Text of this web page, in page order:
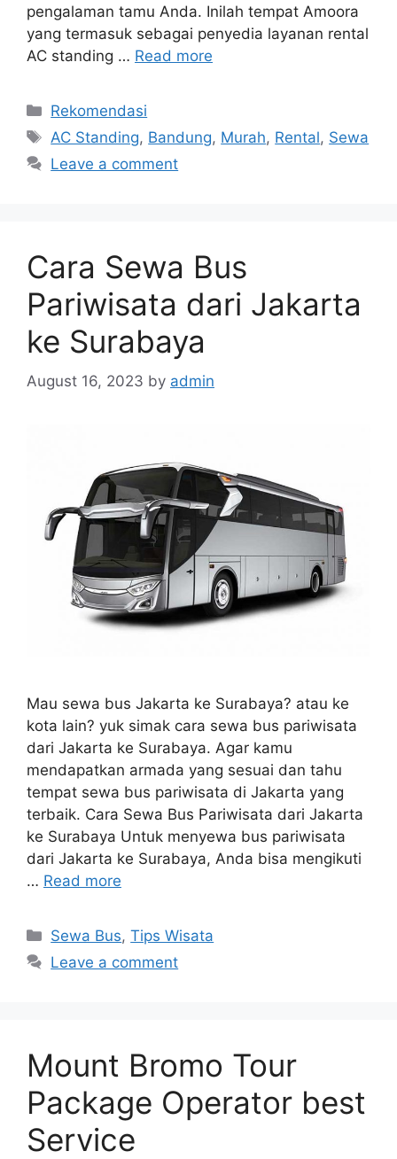
pengalaman tamu Anda. Inilah tempat Amoora
yang termasuk sebagai penyedia layanan rental
AC standing … Read more
Categories
Rekomendasi
Tags
AC Standing, Bandung, Murah, Rental, Sewa
Leave a comment
Cara Sewa Bus
Pariwisata dari Jakarta
ke Surabaya
August 16, 2023 by admin
Mau sewa bus Jakarta ke Surabaya? atau ke
kota lain? yuk simak cara sewa bus pariwisata
dari Jakarta ke Surabaya. Agar kamu
mendapatkan armada yang sesuai dan tahu
tempat sewa bus pariwisata di Jakarta yang
terbaik. Cara Sewa Bus Pariwisata dari Jakarta
ke Surabaya Untuk menyewa bus pariwisata
dari Jakarta ke Surabaya, Anda bisa mengikuti
… Read more
Categories
Sewa Bus,Tips Wisata
Leave a comment
Mount Bromo Tour
Package Operator best
Service